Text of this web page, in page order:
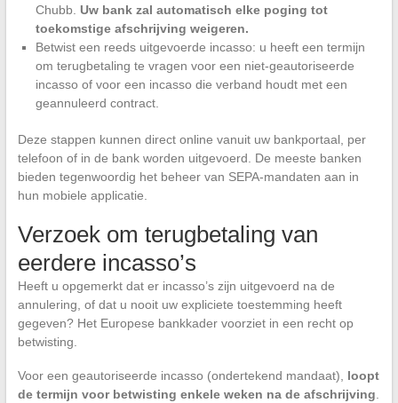
Chubb. Uw bank zal automatisch elke poging tot
toekomstige afschrijving weigeren.
Betwist een reeds uitgevoerde incasso: u heeft een termijn
om terugbetaling te vragen voor een niet-geautoriseerde
incasso of voor een incasso die verband houdt met een
geannuleerd contract.
Deze stappen kunnen direct online vanuit uw bankportaal, per
telefoon of in de bank worden uitgevoerd. De meeste banken
bieden tegenwoordig het beheer van SEPA-mandaten aan in
hun mobiele applicatie.
Verzoek om terugbetaling van
eerdere incasso’s
Heeft u opgemerkt dat er incasso’s zijn uitgevoerd na de
annulering, of dat u nooit uw expliciete toestemming heeft
gegeven? Het Europese bankkader voorziet in een recht op
betwisting.
Voor een geautoriseerde incasso (ondertekend mandaat), loopt
de termijn voor betwisting enkele weken na de afschrijving